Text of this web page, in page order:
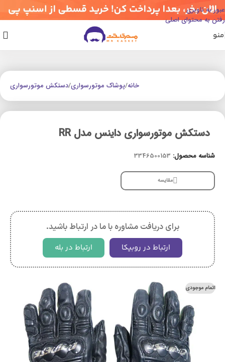
عبور به ناوبری
رفتن به محتوای اصلی
منو
خانه/پوشاک موتورسواری/دستکش موتورسواری
دستکش موتورسواری داینس مدل RR
شناسه محصول: 3346500153
مقایسه
برای دریافت مشاوره با ما در ارتباط باشید.
ارتباط در روبیکا ارتباط در بله
اتمام موجودی